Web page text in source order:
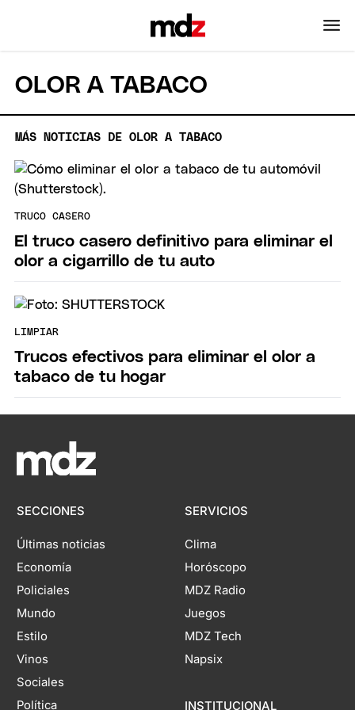
OLOR A TABACO
MÁS NOTICIAS DE OLOR A TABACO
TRUCO CASERO
El truco casero definitivo para eliminar el
olor a cigarrillo de tu auto
LIMPIAR
Trucos efectivos para eliminar el olor a
tabaco de tu hogar
SECCIONES
Últimas noticias
Economía
Policiales
Mundo
Estilo
Vinos
Sociales
Política
SERVICIOS
Clima
Horóscopo
MDZ Radio
Juegos
MDZ Tech
Napsix
INSTITUCIONAL